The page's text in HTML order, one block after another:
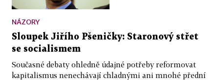
NÁZORY
Sloupek Jiřího Pšeničky: Staronový střet
se socialismem
Současné debaty ohledně údajné potřeby reformovat
kapitalismus nenechávají chladnými ani mnohé přední